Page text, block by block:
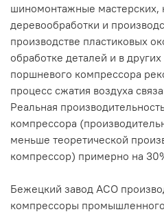
шиномонтажные мастерских,
деревообработки и
производстве пластиковых
обработке деталей и в
поршневого компрессора
процесс сжатия воздуха
Реальная
компрессора
меньше теоретической
компрессор) примерно на
Бежецкий завод АСО
компрессоры